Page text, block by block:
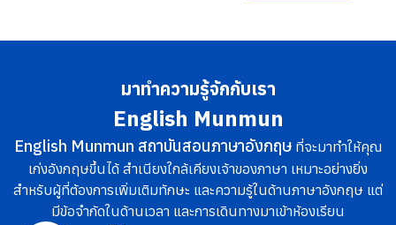
มาทำความรู้จักกับเรา
English Munmun
English Munmun สถาบันสอนภาษาอังกฤษ ที่จะมาทำให้คุณ
เก่งอังกฤษขึ้นได้ สำเนียงใกล้เคียงเจ้าของภาษา เหมาะอย่างยิ่ง
สำหรับผู้ที่ต้องการเพิ่มเติมทักษะ และความรู้ในด้านภาษาอังกฤษ แต่
มีข้อจำกัดในด้านเวลา และการเดินทางมาเข้าห้องเรียน